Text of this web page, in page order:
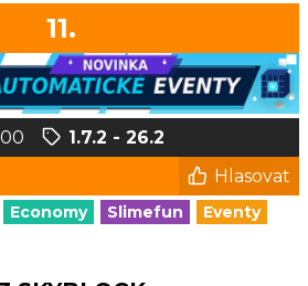
11.
1.7.2 - 26.2
Hlasovat
Economy Slimefun Eventy